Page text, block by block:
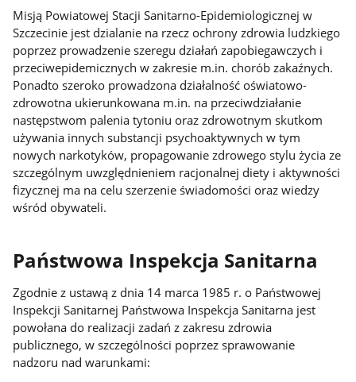
Misją Powiatowej Stacji Sanitarno-Epidemiologicznej w
Szczecinie jest dzialanie na rzecz ochrony zdrowia ludzkiego
poprzez prowadzenie szeregu działań zapobiegawczych i
przeciwepidemicznych w zakresie m.in. chorób zakaźnych.
Ponadto szeroko prowadzona działalność oświatowo-
zdrowotna ukierunkowana m.in. na przeciwdziałanie
następstwom palenia tytoniu oraz zdrowotnym skutkom
używania innych substancji psychoaktywnych w tym
nowych narkotyków, propagowanie zdrowego stylu życia ze
szczególnym uwzględnieniem racjonalnej diety i aktywności
fizycznej ma na celu szerzenie świadomości oraz wiedzy
wśród obywateli.
Państwowa Inspekcja Sanitarna
Zgodnie z ustawą z dnia 14 marca 1985 r. o Państwowej
Inspekcji Sanitarnej Państwowa Inspekcja Sanitarna jest
powołana do realizacji zadań z zakresu zdrowia
publicznego, w szczególności poprzez sprawowanie
nadzoru nad warunkami: